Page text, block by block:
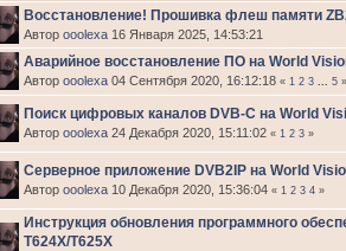
Восстановление! Прошивка флеш памяти
Автор ooolexa 16 Января 2025, 14:53:21
Аварийное восстановление ПО на World
Автор ooolexa 04 Сентября 2020, 16:12:18 « 1 2 3 5 »
Поиск цифровых каналов DVB-C на World
Автор ooolexa 24 Декабря 2020, 15:11:02 « 1 2 3 »
Серверное приложение DVB2IP на World
Автор ooolexa 10 Декабря 2020, 15:36:04 « 1 2 3 4 »
Инструкция обновления программного
T624X/T625X